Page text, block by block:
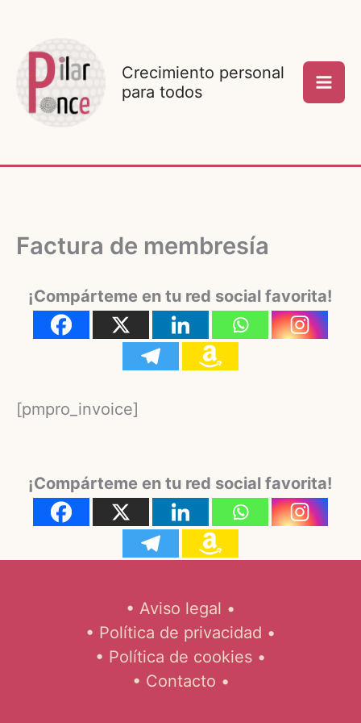
contenido
Crecimiento personal
para todos
Factura de membresía
¡Compárteme en tu red social favorita!
[pmpro_invoice]
¡Compárteme en tu red social favorita!
• Aviso legal •
• Política de privacidad •
• Política de cookies •
• Contacto •